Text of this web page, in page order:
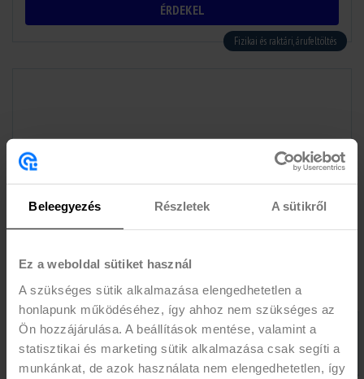
Beleegyezés Részletek A sütikről
Ez a weboldal sütiket használ
A szükséges sütik alkalmazása elengedhetetlen a
honlapunk működéséhez, így ahhoz nem szükséges az
Ön hozzájárulása. A beállítások mentése, valamint a
statisztikai és marketing sütik alkalmazása csak segíti a
munkánkat, de azok használata nem elengedhetetlen, így
ÉRDEKEL
Fizikai és raktári, árufeltöltés
AUGUSZTUSBAN A TISZAÚJVÁROSI PEPCO CSAK RÁD
Br. 2100 Ft/óra